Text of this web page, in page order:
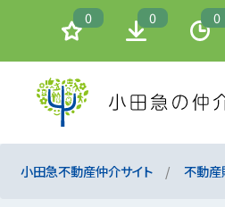
0 0 0
小田急不動産仲介サイト 不動産